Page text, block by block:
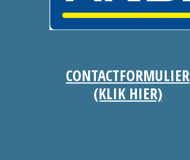
CONTACTFORMULIER
(KLIK HIER)